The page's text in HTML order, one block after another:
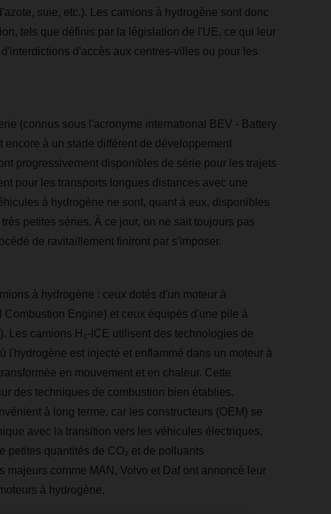
suie, etc.). Les camions à hydrogène sont donc
tels que définis par la législation de l'UE, ce qui leur
d'accès aux centres-villes ou pour les
(connus sous l'acronyme international BEV - Battery
à un stade différent de développement
progressivement disponibles de série pour les trajets
pour les transports longues distances avec une
à hydrogène ne sont, quant à eux, disponibles
petites séries. À ce jour, on ne sait toujours pas
de ravitaillement finiront par s'imposer.
à hydrogène : ceux dotés d'un moteur à
Engine) et ceux équipés d'une pile à
Les camions H₂-ICE utilisent des technologies de
l'hydrogène est injecté et enflammé dans un moteur à
en mouvement et en chaleur. Cette
des techniques de combustion bien établies.
à long terme, car les constructeurs (OEM) se
avec la transition vers les véhicules électriques.
petites quantités de CO₂ et de polluants
majeurs comme MAN, Volvo et Daf ont annoncé leur
à hydrogène.